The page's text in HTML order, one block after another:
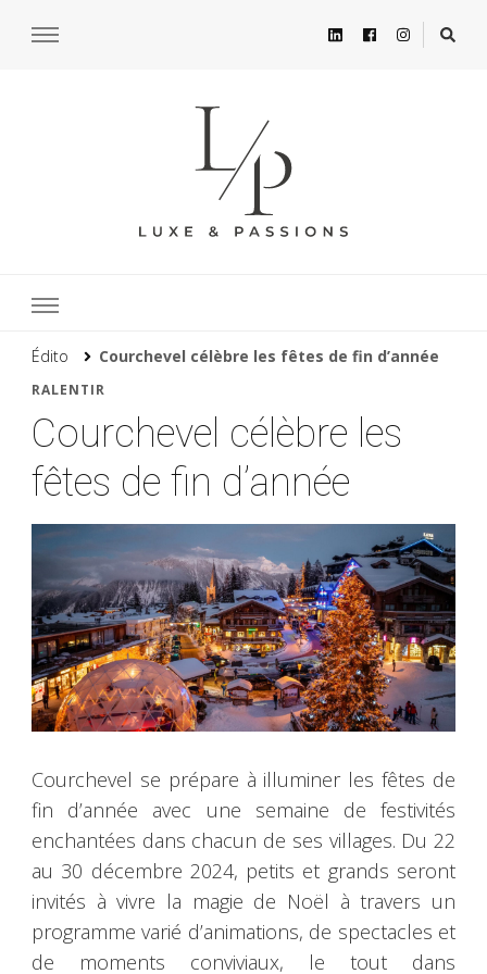
Édito Courchevel célèbre les fêtes de fin d’année
RALENTIR
Courchevel célèbre les
fêtes de fin d’année
Courchevel se prépare à illuminer les fêtes de
fin d’année avec une semaine de festivités
enchantées dans chacun de ses villages. Du 22
au 30 décembre 2024, petits et grands seront
invités à vivre la magie de Noël à travers un
programme varié d’animations, de spectacles et
de moments conviviaux, le tout dans